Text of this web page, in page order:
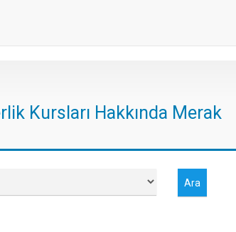
Kursları Hakkında Merak